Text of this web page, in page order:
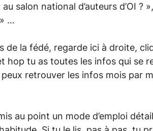
salon national d’auteurs d’OI ?
…
de la fédé, regarde ici à droite,
hop tu as toutes les infos qui se
retrouver les infos mois par
au point un mode d’emploi